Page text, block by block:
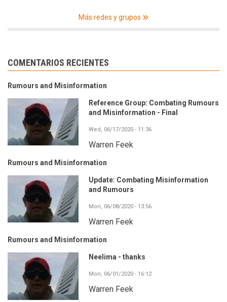
Más redes y grupos
COMENTARIOS RECIENTES
Rumours and Misinformation
Reference Group: Combating Rumours
and Misinformation - Final
Wed, 06/17/2020 - 11:36
Warren Feek
Rumours and Misinformation
Update: Combating Misinformation
and Rumours
Mon, 06/08/2020 - 13:56
Warren Feek
Rumours and Misinformation
Neelima - thanks
Mon, 06/01/2020 - 16:12
Warren Feek